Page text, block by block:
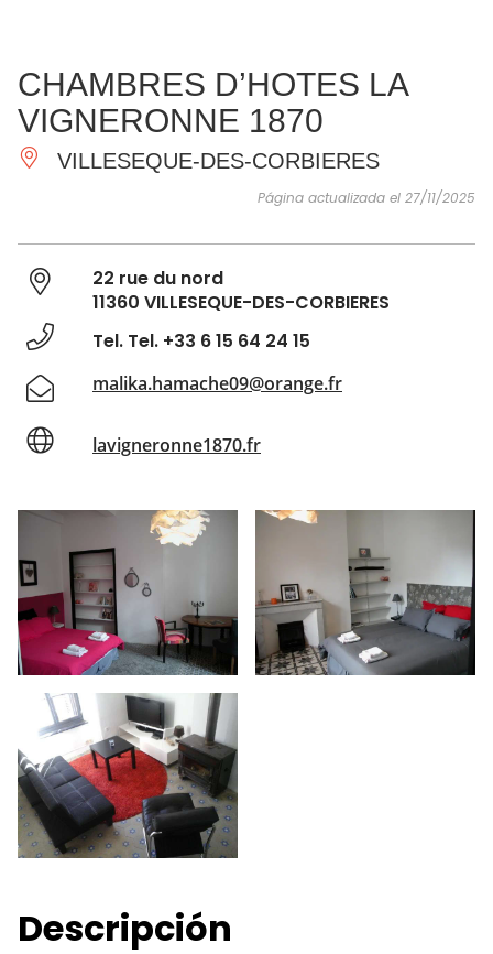
IMPRESCINDIBLES
HACER
INSPIRACIONES
CHAMBRES D’HOTES LA
VIGNERONNE 1870
VILLESEQUE-DES-CORBIERES
Página actualizada el 27/11/2025
22 rue du nord
11360 VILLESEQUE-DES-CORBIERES
Tel. Tel. +33 6 15 64 24 15
malika.hamache09@orange.fr
lavigneronne1870.fr
Descripción